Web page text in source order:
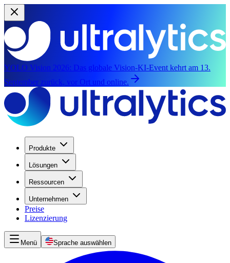
YOLO Vision 2026: Das globale Vision-KI-Event kehrt am 13.
September zurück, vor Ort und online.
Produkte
Lösungen
Ressourcen
Unternehmen
Preise
Lizenzierung
Menü Sprache auswählen